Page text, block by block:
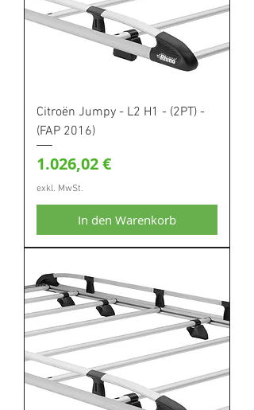
Citroën Jumpy - L2 H1 - (2PT) -
(FAP 2016)
Preis
1.026,02 €
exkl. MwSt.
In den Warenkorb